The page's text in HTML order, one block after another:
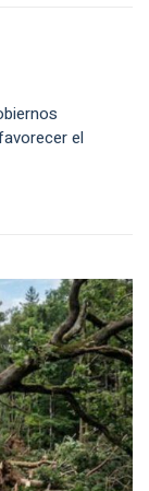
el